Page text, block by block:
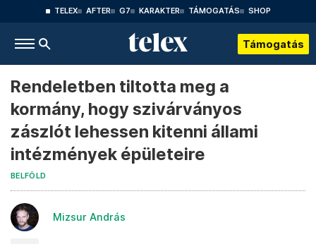
TELEX AFTER G7 KARAKTER TÁMOGATÁS SHOP
Támogatás
Rendeletben tiltotta meg a
kormány, hogy szivárványos
zászlót lehessen kitenni állami
intézmények épületeire
BELFÖLD
Mizsur András